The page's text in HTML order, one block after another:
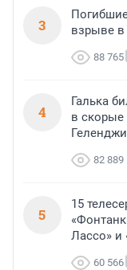
3
взрыве
88 765
4
Галька
в скорые
82 889
5
15
Лассо» и
60 566